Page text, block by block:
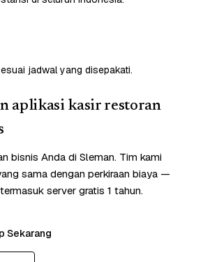
jadwal yang disepakati.
aplikasi kasir restoran
bisnis Anda di Sleman. Tim kami
sama dengan perkiraan biaya —
server gratis 1 tahun.
Sekarang